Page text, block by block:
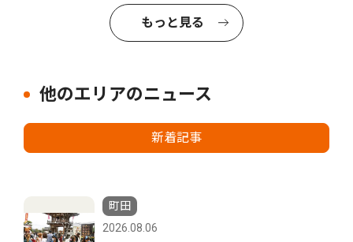
もっと見る
他のエリアのニュース
新着記事
町田
2026.08.06